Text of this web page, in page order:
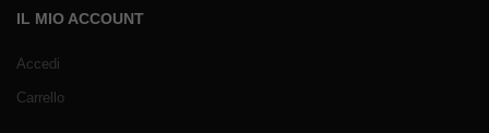
IL MIO ACCOUNT
Accedi
Carrello